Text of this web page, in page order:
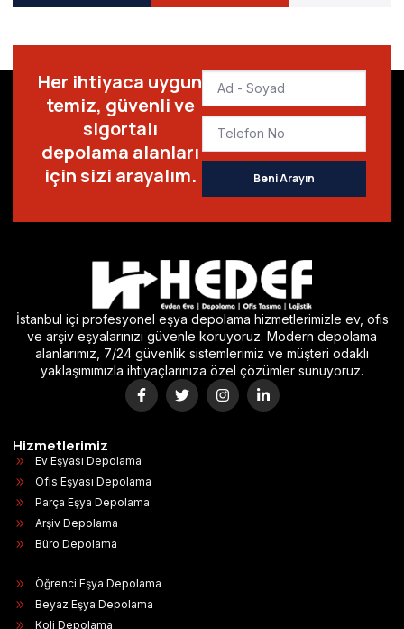
Her ihtiyaca uygun
temiz, güvenli ve
sigortalı
depolama alanları
için sizi arayalım.
Beni Arayın
İstanbul içi profesyonel eşya depolama hizmetlerimizle ev, ofis
ve arşiv eşyalarınızı güvenle koruyoruz. Modern depolama
alanlarımız, 7/24 güvenlik sistemlerimiz ve müşteri odaklı
yaklaşımımızla ihtiyaçlarınıza özel çözümler sunuyoruz.
Hizmetlerimiz
Ev Eşyası Depolama
Ofis Eşyası Depolama
Parça Eşya Depolama
Arşiv Depolama
Büro Depolama
Öğrenci Eşya Depolama
Beyaz Eşya Depolama
Koli Depolama